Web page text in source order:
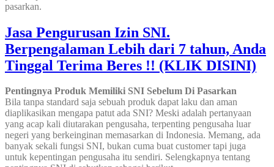
pasarkan.
Jasa Pengurusan Izin SNI.
Berpengalaman Lebih dari 7 tahun, Anda
Tinggal Terima Beres !! (KLIK DISINI)
Pentingnya Produk Memiliki SNI Sebelum Di Pasarkan
Bila tanpa standard saja sebuah produk dapat laku dan aman
diaplikasikan mengapa patut ada SNI? Meski adalah pertanyaan
yang acap kali diutarakan pengusaha, terpenting pengusaha luar
negeri yang berkeinginan memasarkan di Indonesia. Memang, ada
banyak sekali fungsi SNI, bukan cuma buat customer tapi juga
untuk kepentingan pengusaha itu sendiri. Selengkapnya tentang